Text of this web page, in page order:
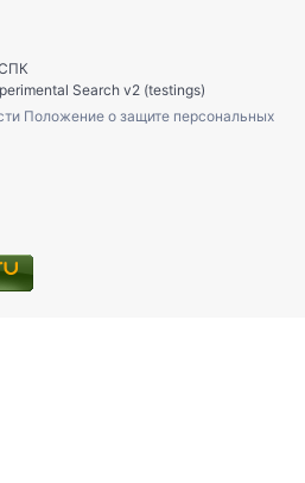
Search v2 (testings)
Положение о защите персональных